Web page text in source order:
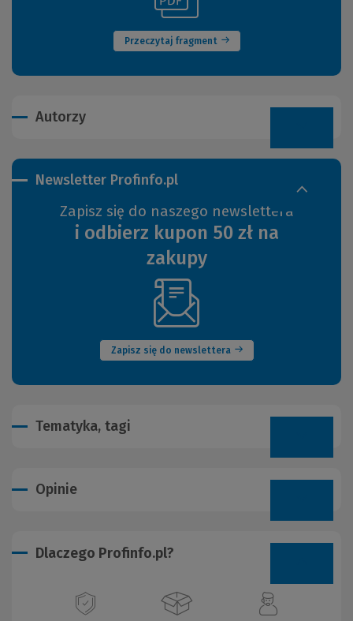
Przeczytaj fragment
okno)
innej
Autorzy
Newsletter Profinfo.pl
Zapisz się do naszego newslettera
i odbierz kupon 50 zł na
zakupy
Zapisz się do newslettera
(Nowe
okno)
Tematyka, tagi
Opinie
Dlaczego Profinfo.pl?